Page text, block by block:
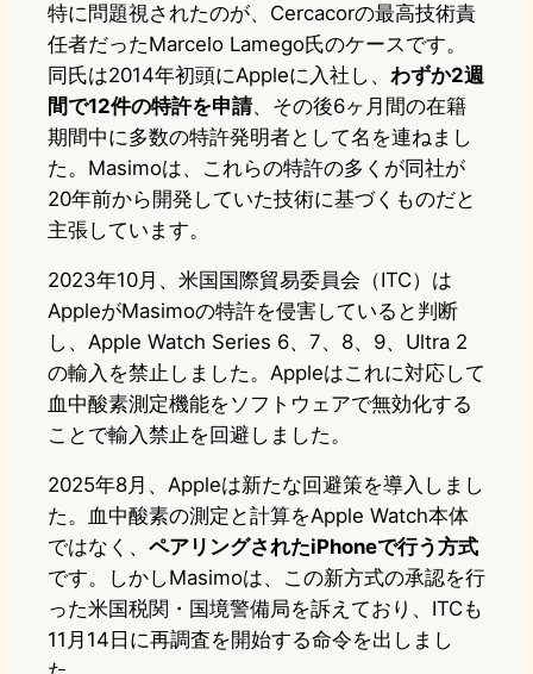
特に問題視されたのが、Cercacorの最高技術責
任者だったMarcelo Lamego氏のケースです。
同氏は2014年初頭にAppleに入社し、 わずか2週
間で12件の特許を申請、その後6ヶ月間の在籍
期間中に多数の特許発明者として名を連ねまし
た。Masimoは、これらの特許の多くが同社が
20年前から開発していた技術に基づくものだと
主張しています。
2023年10月、米国国際貿易委員会（ITC）は
AppleがMasimoの特許を侵害していると判断
し、Apple Watch Series 6、7、8、9、Ultra 2
の輸入を禁止しました。Appleはこれに対応して
血中酸素測定機能をソフトウェアで無効化する
ことで輸入禁止を回避しました。
2025年8月、Appleは新たな回避策を導入しまし
た。血中酸素の測定と計算をApple Watch本体
ではなく、 ペアリングされたiPhoneで行う方式
です。しかしMasimoは、この新方式の承認を行
った米国税関・国境警備局を訴えており、ITCも
11月14日に再調査を開始する命令を出しまし